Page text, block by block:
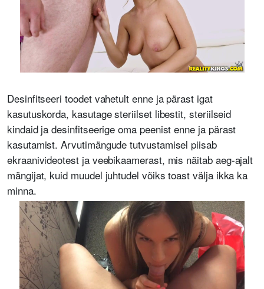
Desinfitseeri toodet vahetult enne ja pärast igat
kasutuskorda, kasutage steriilset libestit, steriilseid
kindaid ja desinfitseerige oma peenist enne ja pärast
kasutamist. Arvutimängude tutvustamisel piisab
ekraanivideotest ja veebikaamerast, mis näitab aeg-ajalt
mängijat, kuid muudel juhtudel võiks toast välja ikka ka
minna.